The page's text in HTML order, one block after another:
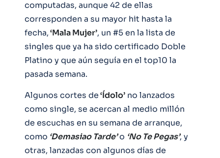
computadas, aunque 42 de ellas
corresponden a su mayor hit hasta la
fecha,‘Mala Mujer’, un #5 en la lista de
singles que ya ha sido certificado Doble
Platino y que aún seguía en el top10 la
pasada semana.
Algunos cortes de‘Ídolo’ no lanzados
como single, se acercan al medio millón
de escuchas en su semana de arranque,
como ‘Demasiao Tarde’o ‘No Te Pegas’, y
otras, lanzadas con algunos días de